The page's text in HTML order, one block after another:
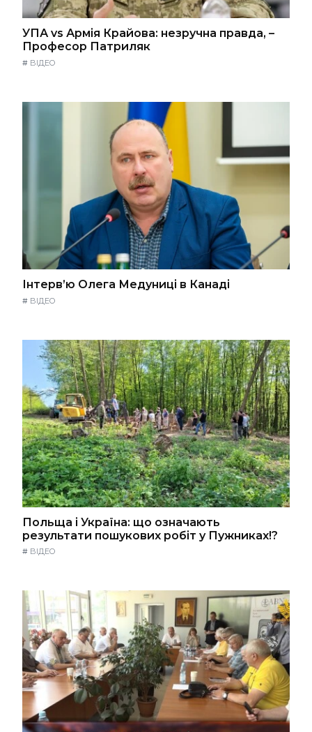
УПА vs Армія Крайова: незручна правда, –
Професор Патриляк
# ВІДЕО
Інтерв’ю Олега Медуниці в Канаді
# ВІДЕО
Польща і Україна: що означають
результати пошукових робіт у Пужниках!?
# ВІДЕО